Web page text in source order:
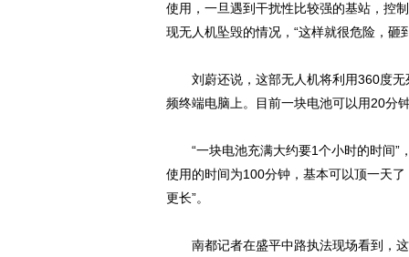
使用，一旦遇到干扰性比较强的基站，控
现无人机坠毁的情况，“这样就很危险，砸
刘蔚还说，这部无人机将利用360度无
频终端电脑上。目前一块电池可以用20分
“一块电池充满大约要1个小时的时间”
使用的时间为100分钟，基本可以顶一天
更长”。
南都记者在盛平中路执法现场看到，这